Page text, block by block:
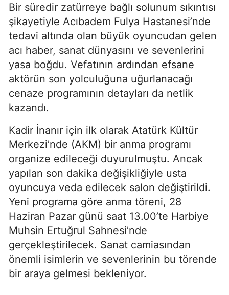
Bir süredir zatürreye bağlı solunum sıkıntısı
şikayetiyle Acıbadem Fulya Hastanesi’nde
tedavi altında olan büyük oyuncudan gelen
acı haber, sanat dünyasını ve sevenlerini
yasa boğdu. Vefatının ardından efsane
aktörün son yolculuğuna uğurlanacağı
cenaze programının detayları da netlik
kazandı.
Kadir İnanır için ilk olarak Atatürk Kültür
Merkezi’nde (AKM) bir anma programı
organize edileceği duyurulmuştu. Ancak
yapılan son dakika değişikliğiyle usta
oyuncuya veda edilecek salon değiştirildi.
Yeni programa göre anma töreni, 28
Haziran Pazar günü saat 13.00’te Harbiye
Muhsin Ertuğrul Sahnesi’nde
gerçekleştirilecek. Sanat camiasından
önemli isimlerin ve sevenlerinin bu törende
bir araya gelmesi bekleniyor.